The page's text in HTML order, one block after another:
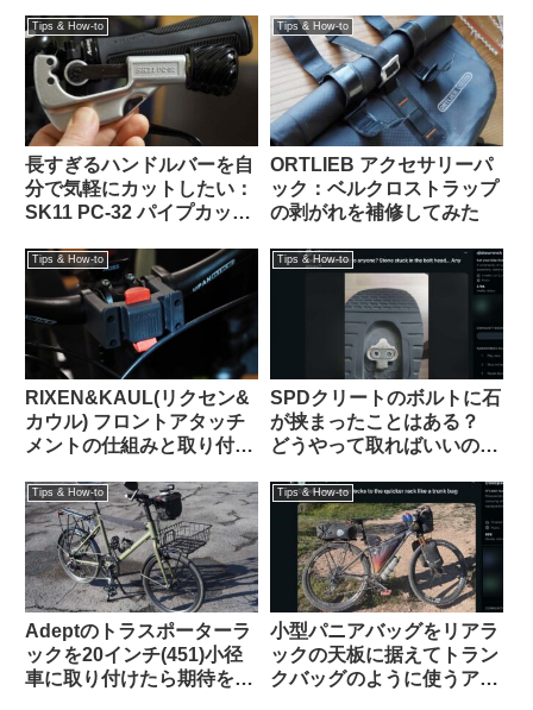
い？】
Tips & How-to
長すぎるハンドルバーを自
分で気軽にカットしたい：
SK11 PC-32 パイプカッタ
カスタム】
Tips & How-to
ORTLIEB アクセサリーパ
ック：ベルクロストラップ
の剥がれを補修してみた
Tips & How-to
RIXEN&KAUL(リクセン&
カウル) フロントアタッチ
メントの仕組みと取り付け
Tips & How-to
SPDクリートのボルトに石
が挟まったことはある？
どうやって取ればいいの？
Tips & How-to
Adeptのトラスポーターラ
ックを20インチ(451)小径
車に取り付けたら期待を超
Tips & How-to
小型パニアバッグをリアラ
ックの天板に据えてトラン
クバッグのように使うアイ